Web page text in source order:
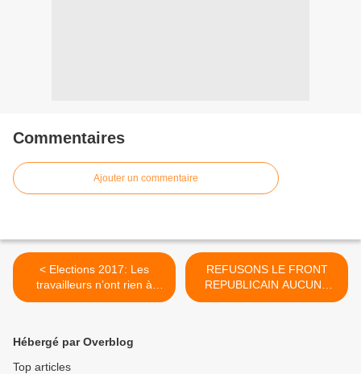
Commentaires
Ajouter un commentaire
< Elections 2017: Les
travailleurs n’ont rien à
espérer des partis intégrés
REFUSONS LE FRONT
REPUBLICAIN AUCUNE
VOIX POUR LES
Hébergé par Overblog
Top articles